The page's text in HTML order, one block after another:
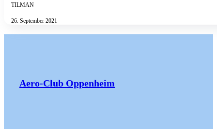
TILMAN
26. September 2021
Aero-Club Oppenheim